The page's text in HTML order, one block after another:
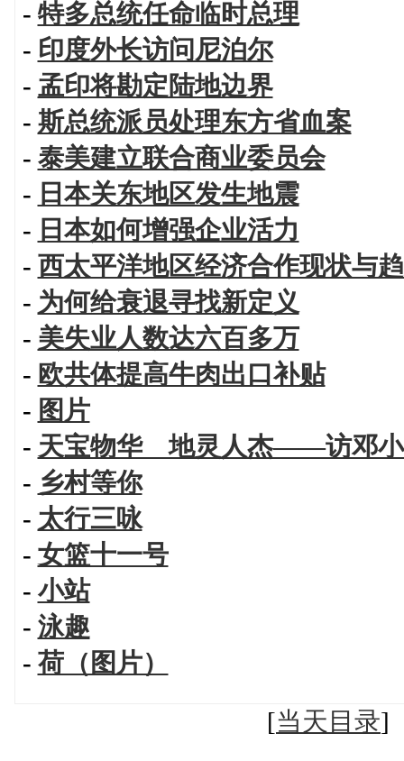
- 特多总统任命临时总理
- 印度外长访问尼泊尔
- 孟印将勘定陆地边界
- 斯总统派员处理东方省血案
- 泰美建立联合商业委员会
- 日本关东地区发生地震
- 日本如何增强企业活力
- 西太平洋地区经济合作现状与
- 为何给衰退寻找新定义
- 美失业人数达六百多万
- 欧共体提高牛肉出口补贴
- 图片
- 天宝物华 地灵人杰——访邓小
- 乡村等你
- 太行三咏
- 女篮十一号
- 小站
- 泳趣
- 荷（图片）
[当天目录